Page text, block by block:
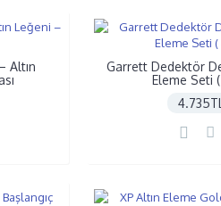
Altın
Garrett Dedektör
Eleme Seti
4.735TL